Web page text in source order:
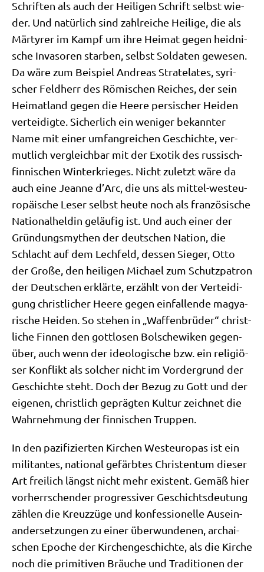
Schrif­ten als auch der Hei­li­gen Schrift selbst wie­
der. Und natür­lich sind zahl­rei­che Hei­li­ge, die als
Mär­ty­rer im Kampf um ihre Hei­mat gegen heid­ni­
sche Inva­so­ren star­ben, selbst Sol­da­ten gewe­sen.
Da wäre zum Bei­spiel Andre­as Stra­tela­tes, syri­
scher Feld­herr des Römi­schen Rei­ches, der sein
Hei­mat­land gegen die Hee­re per­si­scher Hei­den
ver­tei­dig­te. Sicher­lich ein weni­ger bekann­ter
Name mit einer umfang­rei­chen Geschich­te, ver­
mut­lich ver­gleich­bar mit der Exo­tik des rus­sisch-
fin­ni­schen Win­ter­krie­ges. Nicht zuletzt wäre da
auch eine Jean­ne d’Arc, die uns als mit­tel-west­eu­
ro­päi­sche Leser selbst heu­te noch als fran­zö­si­sche
Natio­nal­hel­din geläu­fig ist. Und auch einer der
Grün­dungs­my­then der deut­schen Nati­on, die
Schlacht auf dem Lech­feld, des­sen Sie­ger, Otto
der Gro­ße, den hei­li­gen Micha­el zum Schutz­pa­tron
der Deut­schen erklär­te, erzählt von der Ver­tei­di­
gung christ­li­cher Hee­re gegen ein­fal­len­de magya­
ri­sche Hei­den. So ste­hen in „Waf­fen­brü­der“ christ­
li­che Fin­nen den gott­lo­sen Bol­sche­wi­ken gegen­
über, auch wenn der ideo­lo­gi­sche bzw. ein reli­giö­
ser Kon­flikt als sol­cher nicht im Vor­der­grund der
Geschich­te steht. Doch der Bezug zu Gott und der
eige­nen, christ­lich gepräg­ten Kul­tur zeich­net die
Wahr­neh­mung der fin­ni­schen Truppen.
In den pazi­fi­zier­ten Kir­chen West­eu­ro­pas ist ein
mili­tan­tes, natio­nal gefärb­tes Chri­sten­tum die­ser
Art frei­lich längst nicht mehr exi­stent. Gemäß hier
vor­herr­schen­der pro­gres­si­ver Geschichts­deu­tung
zäh­len die Kreuz­zü­ge und kon­fes­sio­nel­le Aus­ein­
an­der­set­zun­gen zu einer über­wun­de­nen, archai­
schen Epo­che der Kir­chen­ge­schich­te, als die Kir­che
noch die pri­mi­ti­ven Bräu­che und Tra­di­tio­nen der